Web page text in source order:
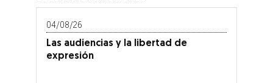
04/08/26
Las audiencias y la libertad de
expresión